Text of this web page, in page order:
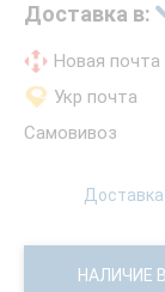
Доставка в:
Новая почта
Укр почта
Самовивоз
Доставка
НАЛИЧИЕ